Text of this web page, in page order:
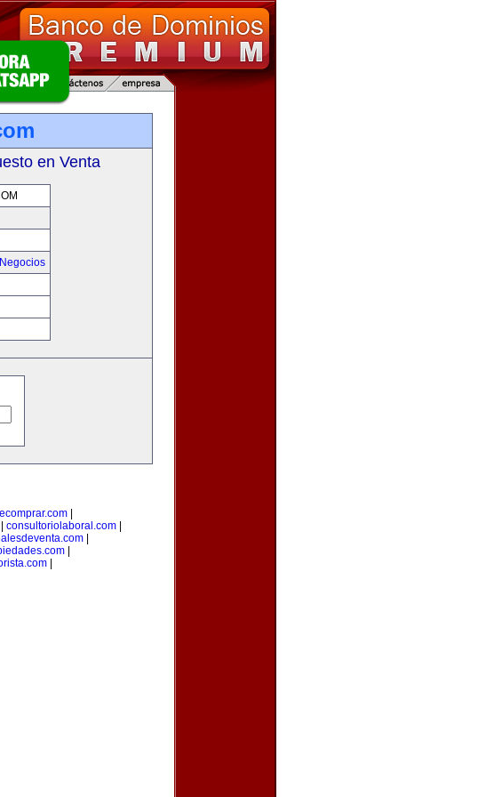
en Venta
Negocios
|
consultoriolaboral.com|
|